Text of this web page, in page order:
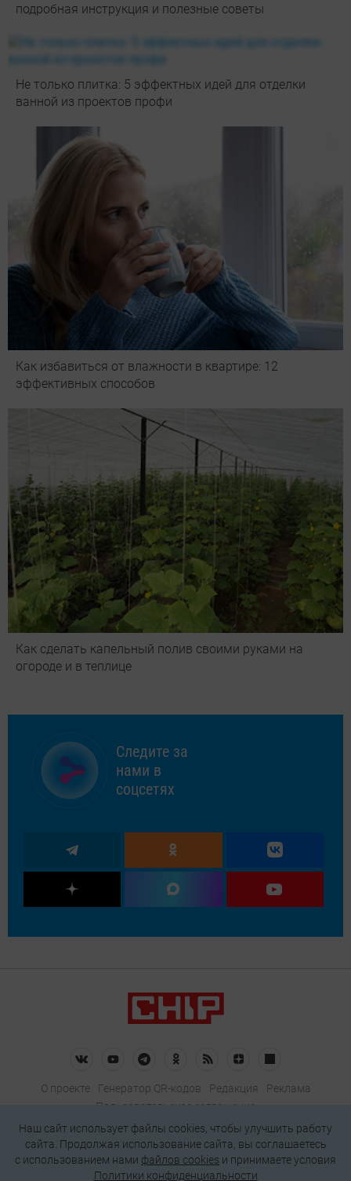
подробная инструкция и полезные советы
Не только плитка: 5 эффектных идей для отделки
ванной из проектов профи
Как избавиться от влажности в квартире: 12
эффективных способов
Как сделать капельный полив своими руками на
огороде и в теплице
Следите за
нами в
соцсетях
О проекте Генератор QR-кодов Редакция
Реклама
Пользовательское соглашение
Политика конфиденциальности
Подписаться на рассылку
Наш сайт использует файлы cookies, чтобы улучшить работу
сайта. Продолжая использование сайта, вы соглашаетесь
c использованием нами файлов cookies и принимаете условия
Политики конфиденциальности